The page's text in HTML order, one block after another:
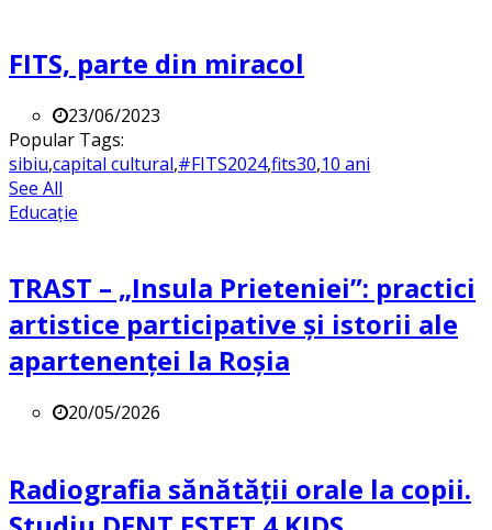
FITS, parte din miracol
23/06/2023
Popular Tags:
sibiu,capital cultural,#FITS2024,fits30,10 ani
See All
Educație
TRAST – „Insula Prieteniei”: practici
artistice participative și istorii ale
apartenenței la Roșia
20/05/2026
Radiografia sănătății orale la copii.